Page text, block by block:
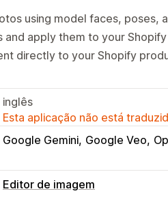
using model faces, poses,
and apply them to your
directly to your Shopify
inglês
Esta aplicação não está
Google Gemini Google Veo
Editor de imagem